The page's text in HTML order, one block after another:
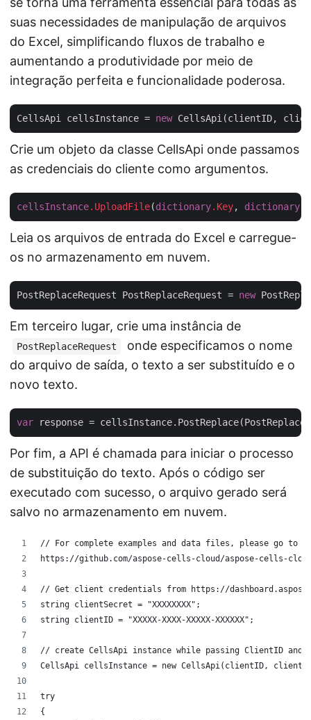
suas necessidades de manipulação de arquivos
do Excel, simplificando fluxos de trabalho e
aumentando a produtividade por meio de
integração perfeita e funcionalidade poderosa.
CellsApi cellsInstance = new
Crie um objeto da classe CellsApi onde passamos
as credenciais do cliente como argumentos.
cellsInstance.UploadFile(dictionary.Key, dictionary
Leia os arquivos de entrada do Excel e carregue-
os no armazenamento em nuvem.
PostReplaceRequest PostReplaceRequest = new
Em terceiro lugar, crie uma instância de
PostReplaceRequest
onde especificamos o nome
do arquivo de saída, o texto a ser substituído e o
novo texto.
var
Por fim, a API é chamada para iniciar o processo
de substituição do texto. Após o código ser
executado com sucesso, o arquivo gerado será
salvo no armazenamento em nuvem.
// For complete examples and data files, please go to
https://github.com/aspose-cells-cloud/aspose-cells-
// Get client credentials from https://
string clientSecret = "XXXXXXXX";
string clientID = "XXXXX-XXXX-XXXXX-XXXXXX";
// create CellsApi instance while passing ClientID and
CellsApi cellsInstance = new CellsApi(clientID,
try
{